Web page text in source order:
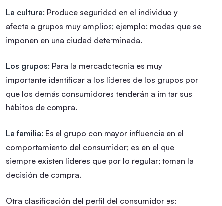
La cultura: Produce seguridad en el individuo y
afecta a grupos muy amplios; ejemplo: modas que se
imponen en una ciudad determinada.
Los grupos: Para la mercadotecnia es muy
importante identificar a los líderes de los grupos por
que los demás consumidores tenderán a imitar sus
hábitos de compra.
La familia: Es el grupo con mayor influencia en el
comportamiento del consumidor; es en el que
siempre existen líderes que por lo regular; toman la
decisión de compra.
Otra clasificación del perfil del consumidor es: